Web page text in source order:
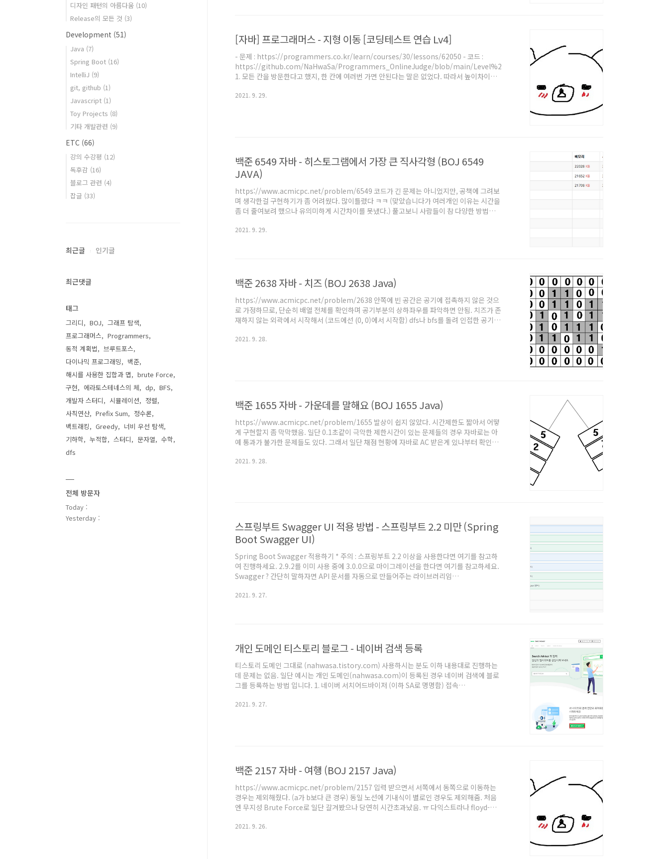
[자바] 프로그래머스 - 지형 이동 [코딩테스트 연습 Lv4]
- 문제 : https://programmers.co.kr/learn/courses/30/lessons/62050 - 코드 :
https://github.com/NaHwaSa/Programmers_OnlineJudge/blob/main/Level%204/
1. 모든 칸을 방문한다고 했지, 한 칸에 여러번 가면 안된다는 말은 없었다. 따라서 높이차이가
우로 높이차이가 height 이하인 곳은 서로 그룹으로 생각해도 됨. -> 예를들어 [[1, 4, 8, 10],
2021. 9. 29.
백준 6549 자바 - 히스토그램에서 가장 큰 직사각형 (BOJ 6549
JAVA)
https://www.acmicpc.net/problem/6549 코드가 긴 문제는 아니었지만, 공책에 그려보
며 생각한걸 구현하기가 좀 어려웠다. 많이틀렸다 ㅋㅋ (맞았습니다가 여러개인 이유는 시간을
좀 더 줄여보려 했으나 유의미하게 시간차이를 못냈다.) 풀고보니 사람들이 참 다양한 방법으
지 방식으로 푼 듯 하다. 저의 경우엔 스택으로 풀었다. 높이(h)가 너비(n)에 비해 수치가 많이
2021. 9. 29.
백준 2638 자바 - 치즈 (BOJ 2638 Java)
https://www.acmicpc.net/problem/2638 안쪽에 빈 공간은 공기에 접촉하지 않은 것으
로 가정하므로, 단순히 배열 전체를 확인하며 공기부분의 상하좌우를 파악하면 안됨. 치즈가 존
재하지 않는 외곽에서 시작해서 (코드에선 (0, 0)에서 시작함) dfs나 bfs를 돌려 인접한 공기들
의 처리를 해줌. 1. 매번 (0, 0)부터 dfs 돌리면서 상하좌우로 접한게 치즈라면 해당 치즈 부분
2021. 9. 28.
백준 1655 자바 - 가운데를 말해요 (BOJ 1655 Java)
https://www.acmicpc.net/problem/1655 발상이 쉽지 않았다. 시간제한도 짧아서 어떻
게 구현할지 좀 막막했음. 일단 0.1초같이 극악한 제한시간이 있는 문제들의 경우 자바로는 아
예 통과가 불가한 문제들도 있다. 그래서 일단 채점 현황에 자바로 AC 받은게 있나부터 확인했
바로바로 정렬되고 중간값을 O(1)로 찾을 수 있지 않을까 싶기도 했지만 딱히 구현방식이 생각
2021. 9. 28.
스프링부트 Swagger UI 적용 방법 - 스프링부트 2.2 미만 (Spring
Boot Swagger UI)
Spring Boot Swagger 적용하기 * 주의 : 스프링부트 2.2 이상을 사용한다면 여기를 참고하
여 진행하세요. 2.9.2를 이미 사용 중에 3.0.0으로 마이그레이션을 한다면 여기를 참고하세요.
Swagger ? 간단히 말하자면 API 문서를 자동으로 만들어주는 라이브러리임
(https://petstore.swagger.io/) 완전 기본적인 적용방법에 대해서만 다룸. 단순 문서 뿐
2021. 9. 27.
개인 도메인 티스토리 블로그 - 네이버 검색 등록
티스토리 도메인 그대로 (nahwasa.tistory.com) 사용하시는 분도 이하 내용대로 진행하는
데 문제는 없음. 일단 예시는 개인 도메인(nahwasa.com)이 등록된 경우 네이버 검색에 블로
그를 등록하는 방법 입니다. 1. 네이버 서치어드바이저 (이하 SA로 명명함) 접속
래와 같이 써서 등록! 4. 소유확인에서 'HTML 태그' 선택하고 텍스트 복사 5. 티스토리 관리 ->
2021. 9. 27.
백준 2157 자바 - 여행 (BOJ 2157 Java)
https://www.acmicpc.net/problem/2157 입력 받으면서 서쪽에서 동쪽으로 이동하는
경우는 제외해줬다. (a가 b보다 큰 경우) 동일 노선에 기내식이 별로인 경우도 제외해줌. 처음
엔 무지성 Brute Force로 일단 갈겨봤으나 당연히 시간초과났음. ㅠ 다익스트라나 floyd-
하면 되므로 그냥 dp 돌리기로 결정함. dp 배열 설정은 dp[i][j] - i:도시번호, j:이동횟수,
2021. 9. 26.
디자인 패턴의 아름다움 (10)
Release의 모든 것 (3)
Development (51)
Java (7)
Spring Boot (16)
IntelliJ (9)
git, github (1)
Javascript (1)
Toy Projects (8)
기타 개발관련 (9)
ETC (66)
강의 수강평 (12)
독후감 (16)
블로그 관련 (4)
잡글 (33)
최근글 인기글
최근댓글
태그
그리디 BOJ
그래프 탐색
프로그래머스
Programmers
동적 계획법
브루트포스
다이나믹 프로그래밍
백준
해시를 사용한 집합과 맵
brute Force
구현
에라토스테네스의 체 dp
BFS
개발자 스터디
시뮬레이션
정렬
사칙연산
Prefix Sum
정수론
백트래킹
Greedy
너비 우선 탐색
기하학
누적합 스터디 문자열
수학
dfs
전체 방문자
Today :
Yesterday :